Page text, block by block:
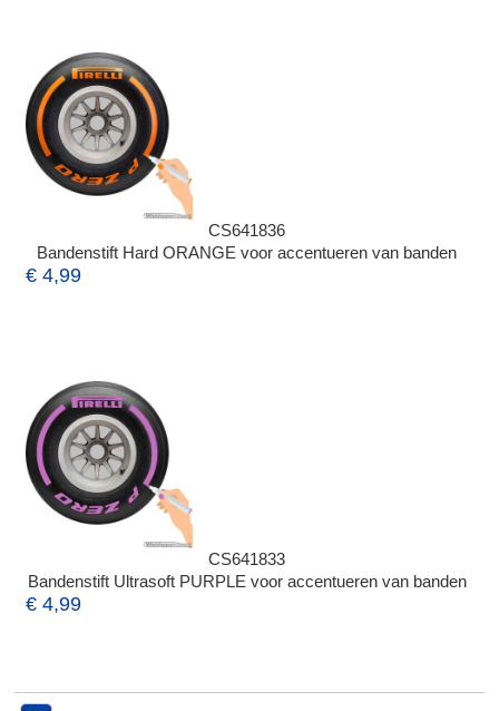
CS641836
Bandenstift Hard ORANGE voor accentueren van banden
€ 4,99
CS641833
Bandenstift Ultrasoft PURPLE voor accentueren van banden
€ 4,99